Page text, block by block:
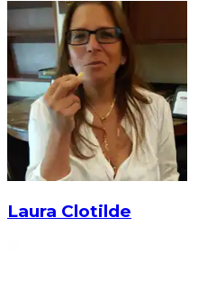
Laura Clotilde